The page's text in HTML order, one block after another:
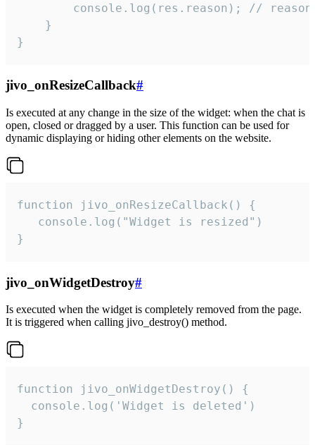
console.log(res.reason); //
    }
}
jivo_onResizeCallback#
Is executed at any change in the size of the widget: when the chat is
open, closed or dragged by a user. This function can be used for
dynamic displaying or hiding other elements on the website.
function jivo_onResizeCallback() {
   console.log("Widget is resized")
}
jivo_onWidgetDestroy#
Is executed when the widget is completely removed from the page.
It is triggered when calling jivo_destroy() method.
function jivo_onWidgetDestroy() {
  console.log('Widget is deleted')
}